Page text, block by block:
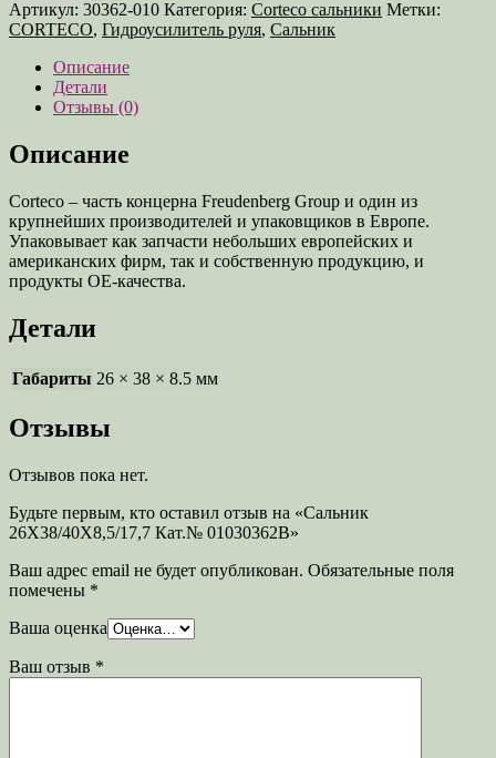
26X38/40X8,5/17,7
Кат.
01030362B
Артикул: 30362-010 Категория: Corteco сальники Метки:
CORTECO, Гидроусилитель руля, Сальник
Описание
Детали
Отзывы (0)
Описание
Corteco – часть концерна Freudenberg Group и один из
крупнейших производителей и упаковщиков в Европе.
Упаковывает как запчасти небольших европейских и
американских фирм, так и собственную продукцию, и
продукты OE-качества.
Детали
Габариты 26 × 38 × 8.5 мм
Отзывы
Отзывов пока нет.
Будьте первым, кто оставил отзыв на «Сальник
26X38/40X8,5/17,7 Кат.№ 01030362B»
Ваш адрес email не будет опубликован. Обязательные поля
помечены *
Ваша оценка
Ваш отзыв *